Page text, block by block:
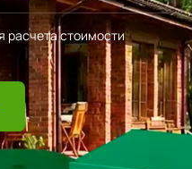
расчета стоимости